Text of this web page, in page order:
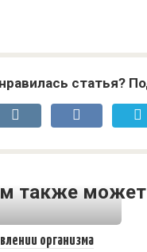
статья?
также может
организма